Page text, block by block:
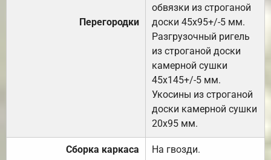
Перегородки
обвязки из строганой
доски 45х95+/-5 мм.
Разгрузочный ригель
из строганой доски
камерной сушки
45х145+/-5 мм.
Укосины из строганой
доски камерной сушки
20х95 мм.
Сборка каркаса На гвозди.